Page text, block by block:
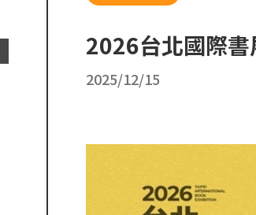
2026台北國際書
2025/12/15